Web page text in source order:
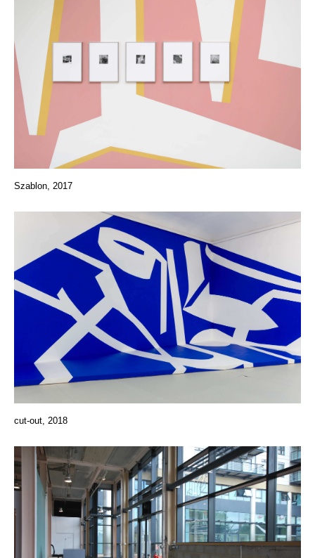
Szablon, 2017
cut-out, 2018